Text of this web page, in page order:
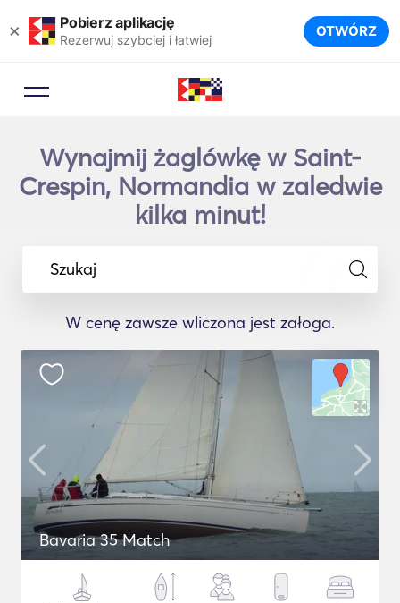
× Pobierz aplikację
Rezerwuj szybciej i łatwiej OTWÓRZ
Wynajmij żaglówkę w Saint-
Crespin, Normandia w zaledwie
kilka minut!
Szukaj
W cenę zawsze wliczona jest załoga.
Bavaria 35 Match